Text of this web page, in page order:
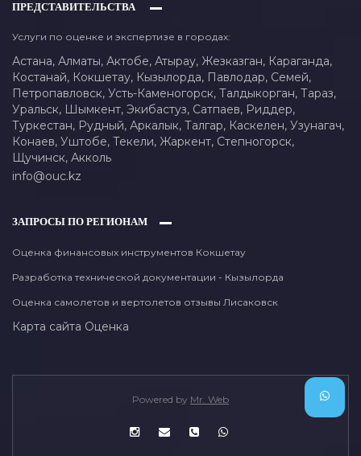
ПРЕДСТАВИТЕЛЬСТВА
Услуги по оценке и экспертизе в городах:
Астана, Алматы, Актобе, Атырау, Жезказган, Караганда,
Костанай, Кокшетау, Кызылорда, Павлодар, Семей,
Петропавловск, Усть-Каменогорск, Талдыкорган, Тараз,
Уральск, Шымкент, Экибастуз, Сатпаев, Риддер,
Туркестан, Рудный, Аркалык, Талгар, Каскелен, Узунагач,
Конаев, Уштобе, Текели, Жаркент, Степногорск,
Щучинск, Акколь
info@ouc.kz
ЗАПРОСЫ ПО РЕГИОНАМ
Оценка финансовых инструментов Кокшетау
Разработка технической документации - Кызылорда
Оценка самолетов и вертолетов отзывы Лисаковск
Карта сайта Оценка
Powered by Mr. Web